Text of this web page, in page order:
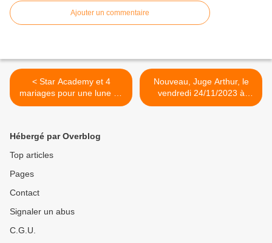
Ajouter un commentaire
< Star Academy et 4
mariages pour une lune de
miel en forme. Record
Nouveau, Juge Arthur, le
vendredi 24/11/2023 à
23h45 sur TF1 >
Hébergé par Overblog
Top articles
Pages
Contact
Signaler un abus
C.G.U.